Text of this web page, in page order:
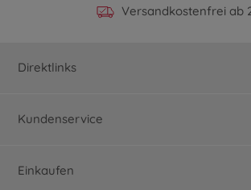
Offizieller Hersteller
Persönlicher
Versandkostenfrei ab
Schnelle Lieferung
Direktlinks
Kundenservice
Einkaufen